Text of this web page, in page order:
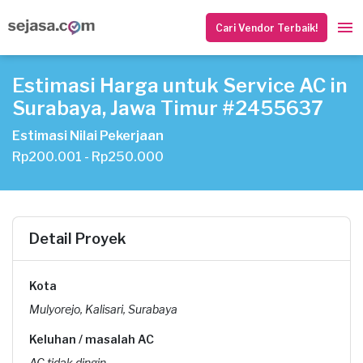
Cari Vendor Terbaik!
Estimasi Harga untuk Service AC in
Surabaya, Jawa Timur #2455637
Estimasi Nilai Pekerjaan
Rp200.001 - Rp250.000
Detail Proyek
Kota
Mulyorejo, Kalisari, Surabaya
Keluhan / masalah AC